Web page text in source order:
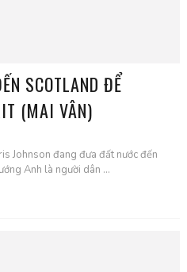
SCOTLAND ĐỂ
(MAI VÂN)
Johnson đang đưa đất nước đến
Anh là người dân ...